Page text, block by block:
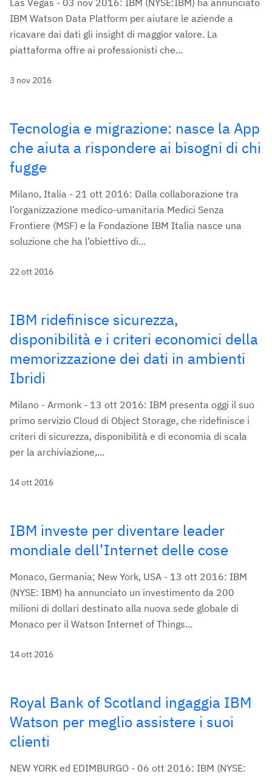
Las Vegas - 03 nov 2016: IBM (NYSE:IBM) ha annunciato
IBM Watson Data Platform per aiutare le aziende a
ricavare dai dati gli insight di maggior valore. La
piattaforma offre ai professionisti che...
3 nov 2016
Tecnologia e migrazione: nasce la App
che aiuta a rispondere ai bisogni di chi
fugge
Milano, Italia - 21 ott 2016: Dalla collaborazione tra
l’organizzazione medico-umanitaria Medici Senza
Frontiere (MSF) e la Fondazione IBM Italia nasce una
soluzione che ha l’obiettivo di...
22 ott 2016
IBM ridefinisce sicurezza,
disponibilità e i criteri economici della
memorizzazione dei dati in ambienti
Ibridi
Milano - Armonk - 13 ott 2016: IBM presenta oggi il suo
primo servizio Cloud di Object Storage, che ridefinisce i
criteri di sicurezza, disponibilità e di economia di scala
per la archiviazione,...
14 ott 2016
IBM investe per diventare leader
mondiale dell’Internet delle cose
Monaco, Germania; New York, USA - 13 ott 2016: IBM
(NYSE: IBM) ha annunciato un investimento da 200
milioni di dollari destinato alla nuova sede globale di
Monaco per il Watson Internet of Things...
14 ott 2016
Royal Bank of Scotland ingaggia IBM
Watson per meglio assistere i suoi
clienti
NEW YORK ed EDIMBURGO - 06 ott 2016: IBM (NYSE: